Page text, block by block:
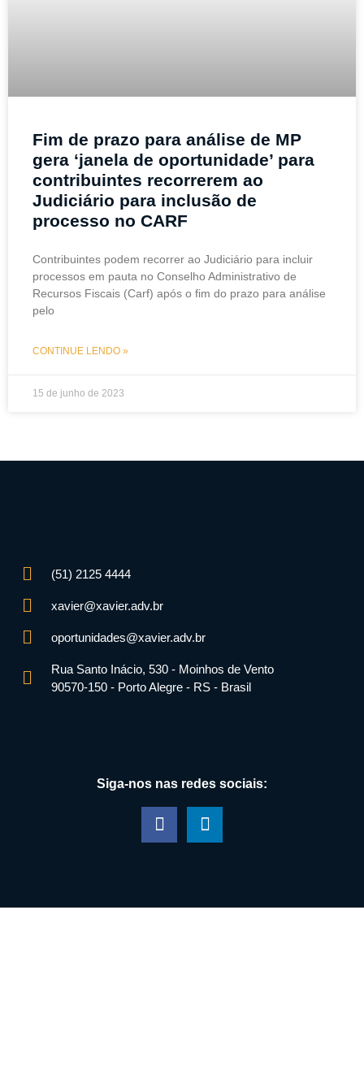
Fim de prazo para análise de MP
gera ‘janela de oportunidade’ para
contribuintes recorrerem ao
Judiciário para inclusão de
processo no CARF
Contribuintes podem recorrer ao Judiciário para incluir
processos em pauta no Conselho Administrativo de
Recursos Fiscais (Carf) após o fim do prazo para análise
pelo
CONTINUE LENDO »
15 de junho de 2023
(51) 2125 4444
xavier@xavier.adv.br
oportunidades@xavier.adv.br
Rua Santo Inácio, 530 - Moinhos de Vento
90570-150 - Porto Alegre - RS - Brasil
Siga-nos nas redes sociais: